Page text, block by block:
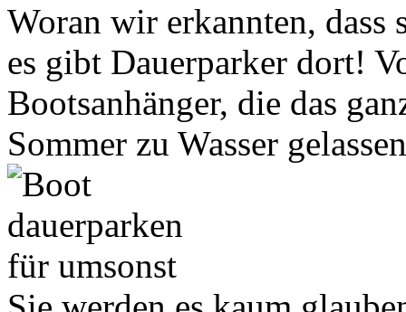
Woran wir erkannten, dass
es gibt Dauerparker dort!
Bootsanhänger, die das
Sommer zu Wasser